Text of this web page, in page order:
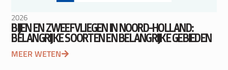
2026
BIJEN EN ZWEEFVLIEGEN IN NOORD-HOLLAND:
BELANGRIJKE SOORTEN EN BELANGRIJKE GEBIEDEN
MEER WETEN